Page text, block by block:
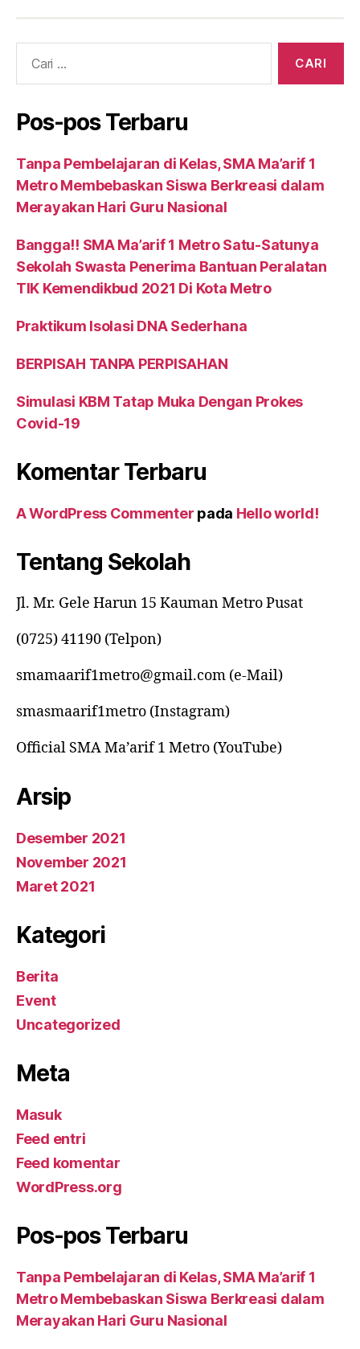
Pos-pos Terbaru
Tanpa Pembelajaran di Kelas, SMA Ma’arif 1
Metro Membebaskan Siswa Berkreasi dalam
Merayakan Hari Guru Nasional
Bangga!! SMA Ma’arif 1 Metro Satu-Satunya
Sekolah Swasta Penerima Bantuan Peralatan
TIK Kemendikbud 2021 Di Kota Metro
Praktikum Isolasi DNA Sederhana
BERPISAH TANPA PERPISAHAN
Simulasi KBM Tatap Muka Dengan Prokes
Covid-19
Komentar Terbaru
A WordPress Commenter pada Hello world!
Tentang Sekolah
Jl. Mr. Gele Harun 15 Kauman Metro Pusat
(0725) 41190 (Telpon)
smamaarif1metro@gmail.com (e-Mail)
smasmaarif1metro (Instagram)
Official SMA Ma’arif 1 Metro (YouTube)
Arsip
Desember 2021
November 2021
Maret 2021
Kategori
Berita
Event
Uncategorized
Meta
Masuk
Feed entri
Feed komentar
WordPress.org
Pos-pos Terbaru
Tanpa Pembelajaran di Kelas, SMA Ma’arif 1
Metro Membebaskan Siswa Berkreasi dalam
Merayakan Hari Guru Nasional